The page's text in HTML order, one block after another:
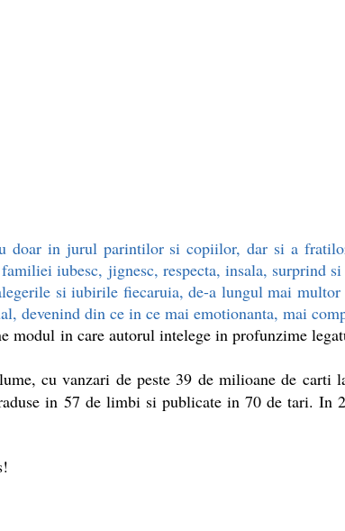
doar in jurul parintilor si copiilor, dar si a
iubesc, jignesc, respecta, insala, surprind
si iubirile fiecaruia, de-a lungul mai
devenind din ce in ce mai emotionanta, mai
in care autorul intelege in profunzime
cu vanzari de peste 39 de milioane de carti
in 57 de limbi si publicate in 70 de tari. In